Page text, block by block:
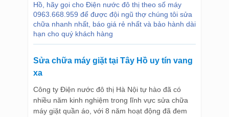
Hồ, hãy gọi cho Điện nước đô thị theo số máy
0963.668.959 để được đội ngũ thợ chúng tôi sửa
chữa nhanh nhất, báo giá rẻ nhất và bảo hành dài
hạn cho quý khách hàng
Sửa chữa máy giặt tại Tây Hồ uy tín vang
xa
Công ty Điện nước đô thị Hà Nội tự hào đã có
nhiều năm kinh nghiệm trong lĩnh vực sửa chữa
máy giặt quần áo, với 8 năm hoạt động đã đem